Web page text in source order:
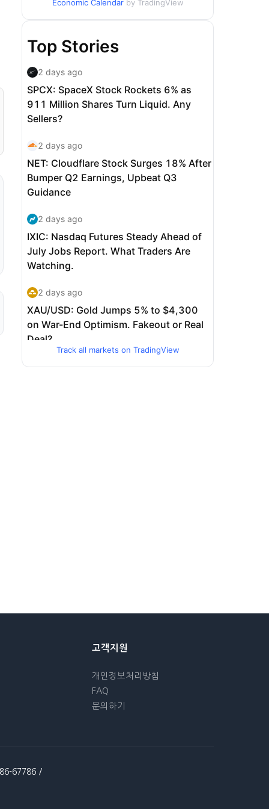
Economic Calendar by TradingView
Track all markets on TradingView
고객지원
개인정보처리방침
FAQ
문의하기
86-67786 /